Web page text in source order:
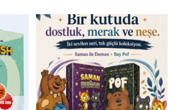
AddToWishlist